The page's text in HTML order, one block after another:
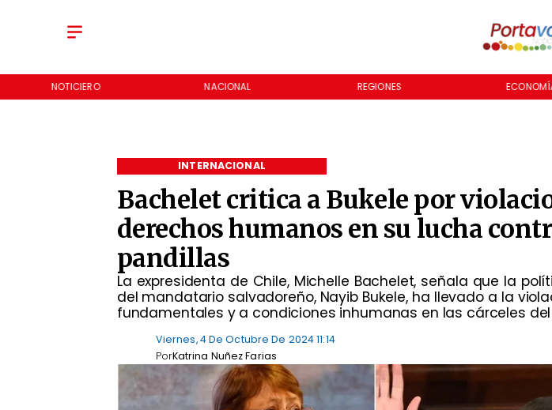
NOTICIERO NACIONAL REGIONES
Bachelet critica a Bukele por
derechos humanos en su lucha
pandillas
​La expresidenta de Chile, Michelle Bachelet, señala que la
del mandatario salvadoreño, Nayib Bukele, ha llevado a la
fundamentales y a condiciones inhumanas en las cárceles
INTERNACIONAL
Viernes, 4 De Octubre De 2024 11:14
Katrina Nuñez Farias
Por